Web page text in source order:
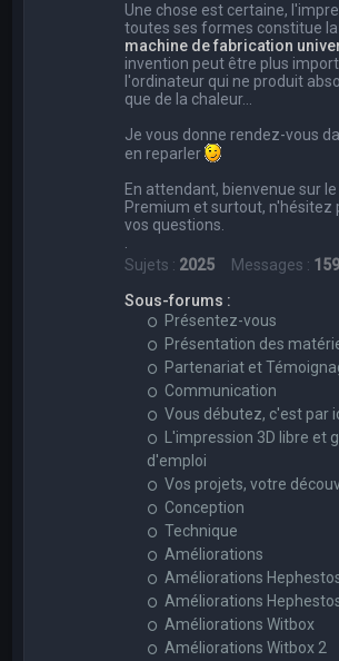
Une chose est certaine,
toutes ses formes constitue la
machine de fabrication
invention peut être plus
l'ordinateur qui ne produit
que de la chaleur...
Je vous donne rendez-vous
en reparler
En attendant, bienvenue sur
Premium et surtout, n'hésitez
vos questions.
Sujets : 2025 Messages :
Sous-forums :
Présentez-vous
Présentation des
Partenariat et
Communication
Vous débutez, c'est par
L'impression 3D libre et
d'emploi
Vos projets, votre
Conception
Technique
Améliorations
Améliorations
Améliorations
Améliorations Witbox
Améliorations Witbox 2